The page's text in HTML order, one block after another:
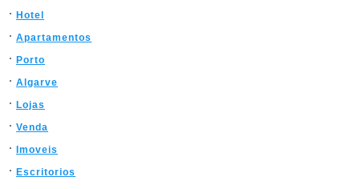
Hotel
Apartamentos
Porto
Algarve
Lojas
Venda
Imoveis
Escritorios